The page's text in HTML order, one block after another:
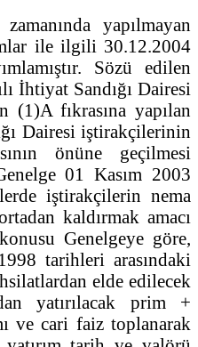
yapılmayan
ile ilgili 30.12.2004
Sözü edilen
İhtiyat Sandığı Dairesi
(1)A fıkrasına yapılan
Dairesi iştirakçilerinin
önüne geçilmesi
01 Kasım 2003
iştirakçilerin nema
kaldırmak amacı
Genelgeye göre,
tarihleri arasındaki
elde edilecek
yatırılacak prim +
ve cari faiz toplanarak